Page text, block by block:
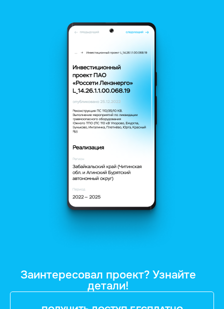
Заинтересовал проект? Узнайте
детали!